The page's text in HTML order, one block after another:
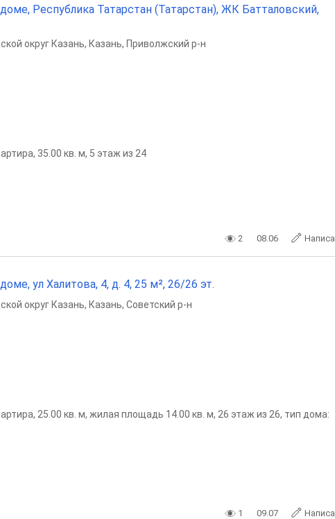
Республика Татарстан (Татарстан), ЖК Батталовский,
округ Казань, Казань, Приволжский р-н
35.00 кв. м, 5 этаж из 24
2 08.06
ул Халитова, 4, д. 4, 25 м², 26/26 эт.
округ Казань, Казань, Советский р-н
25.00 кв. м, жилая площадь 14.00 кв. м, 26 этаж из 26, тип дома:
1 09.07